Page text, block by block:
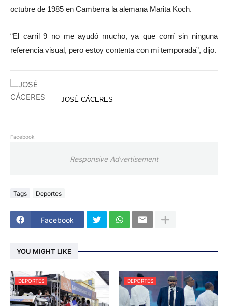
octubre de 1985 en Camberra la alemana Marita Koch.
“El carril 9 no me ayudó mucho, ya que corrí sin ninguna
referencia visual, pero estoy contenta con mi temporada”, dijo.
JOSÉ CÁCERES
Facebook
Responsive Advertisement
Tags Deportes
Facebook
YOU MIGHT LIKE
DEPORTES DEPORTES